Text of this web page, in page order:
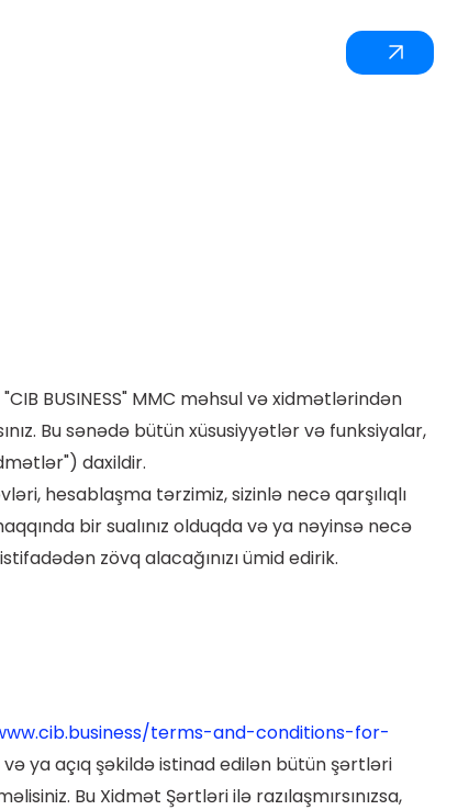
BUSINESS" MMC məhsul və xidmətlərindən
Bu sənədə bütün xüsusiyyətlər və funksiyalar,
daxildir.
hesablaşma tərzimiz, sizinlə necə qarşılıqlı
bir sualınız olduqda və ya nəyinsə necə
zövq alacağınızı ümid edirik.
terms-and-conditions-for-
ya açıq şəkildə istinad edilən bütün şərtləri
Bu Xidmət Şərtləri ilə razılaşmırsınızsa,